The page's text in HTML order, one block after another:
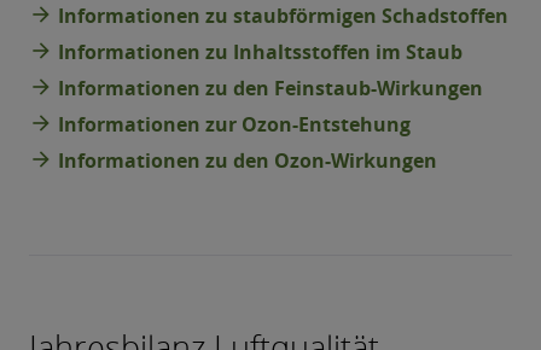
arrow_forward Informationen zu staubförmigen Schadstoffen
arrow_forward Informationen zu Inhaltsstoffen im Staub
arrow_forward Informationen zu den Feinstaub-Wirkungen
arrow_forward Informationen zur Ozon-Entstehung
arrow_forward Informationen zu den Ozon-Wirkungen